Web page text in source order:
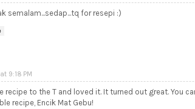
semalam...sedap...tq for resepi :)
9:18 PM
recipe to the T and loved it. It turned out great. You
recipe, Encik Mat Gebu!